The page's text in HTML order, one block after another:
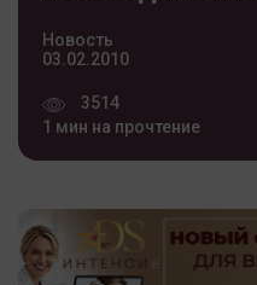
Новость
03.02.2010
3514
1 мин на прочтение